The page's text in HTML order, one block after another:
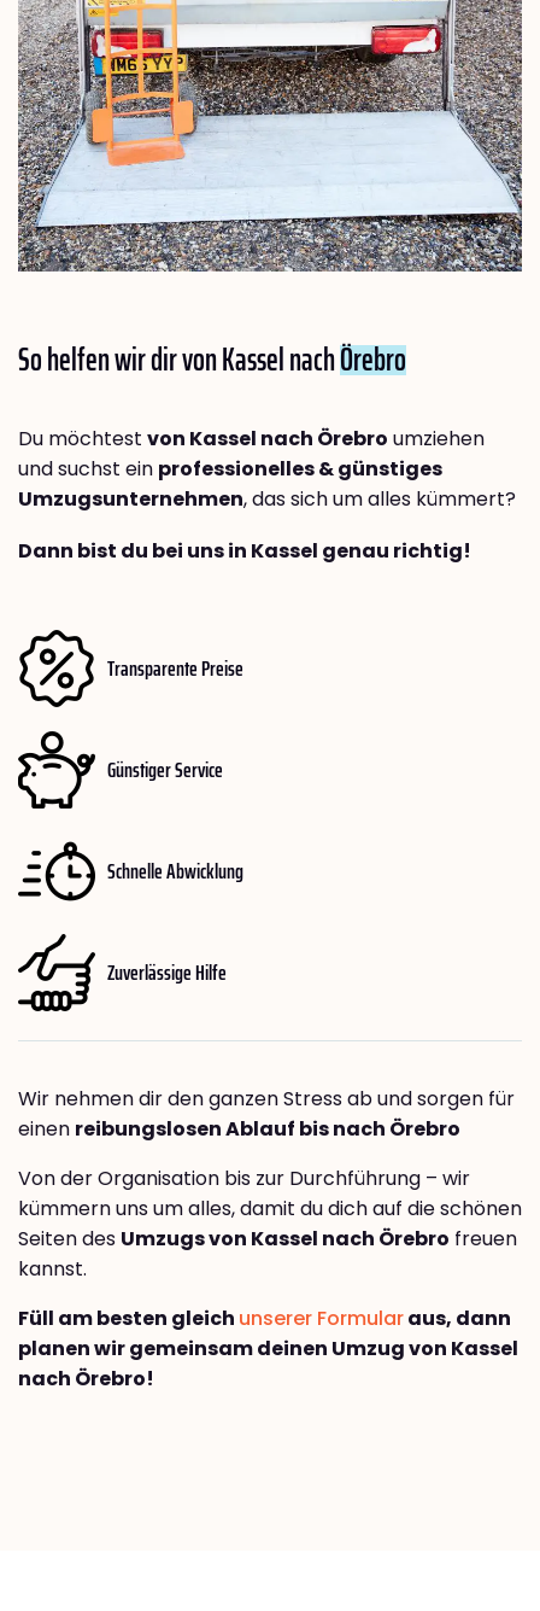
So helfen wir dir von Kassel nachÖrebro
Du möchtest von Kassel nach Örebro umziehen
und suchst ein professionelles & günstiges
Umzugsunternehmen, das sich um alles kümmert?
Dann bist du bei uns in Kassel genau richtig!
Transparente Preise
Günstiger Service
Schnelle Abwicklung
Zuverlässige Hilfe
Wir nehmen dir den ganzen Stress ab und sorgen für
einen reibungslosen Ablauf bis nach Örebro
Von der Organisation bis zur Durchführung – wir
kümmern uns um alles, damit du dich auf die schönen
Seiten des Umzugs von Kassel nach Örebro freuen
kannst.
Füll am besten gleich unserer Formularaus, dann
planen wir gemeinsam deinen Umzug von Kassel
nach Örebro!